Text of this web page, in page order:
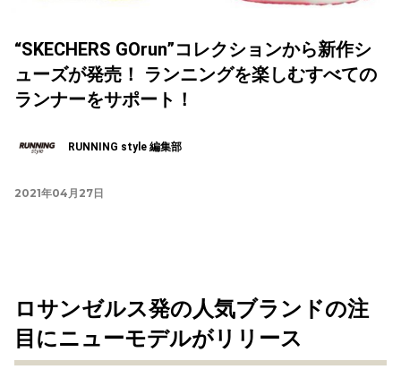
“SKECHERS GOrun”コレクションから新作シ
ューズが発売！ ランニングを楽しむすべての
ランナーをサポート！
RUNNING style 編集部
2021年04月27日
ロサンゼルス発の人気ブランドの注
目にニューモデルがリリース